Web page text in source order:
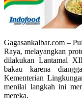
Gagasankalbar.com –
Raya, melayangkan
dilakukan Lantamal
bakau karena
Kementerian
menilai langkah ini
mereka.